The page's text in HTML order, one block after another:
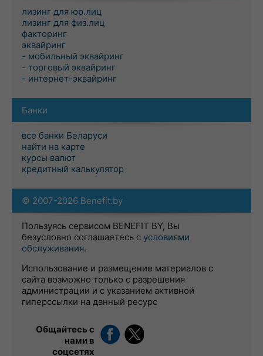
лизинг для юр.лиц
лизинг для физ.лиц
факторинг
эквайринг
- мобильный эквайринг
- торговый эквайринг
- интернет-эквайринг
Банки
все банки Беларуси
найти на карте
курсы валют
кредитный калькулятор
© 2007-2026 Benefit.by
Пользуясь сервисом BENEFIT BY, Вы
безусловно соглашаетесь с условиями
обслуживания.
Использование и размещение материалов с
сайта возможно только с разрешения
администрации и с указанием активной
гиперссылки на данный ресурс
Общайтесь с
нами в
соцсетях